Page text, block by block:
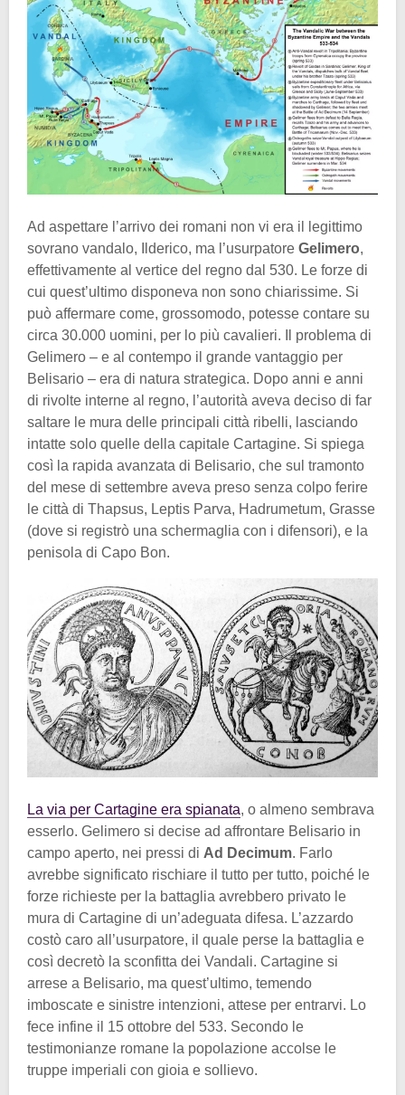
Ad aspettare l’arrivo dei romani non vi era il legittimo
sovrano vandalo, Ilderico, ma l’usurpatore Gelimero,
effettivamente al vertice del regno dal 530. Le forze di
cui quest’ultimo disponeva non sono chiarissime. Si
può affermare come, grossomodo, potesse contare su
circa 30.000 uomini, per lo più cavalieri. Il problema di
Gelimero – e al contempo il grande vantaggio per
Belisario – era di natura strategica. Dopo anni e anni
di rivolte interne al regno, l’autorità aveva deciso di far
saltare le mura delle principali città ribelli, lasciando
intatte solo quelle della capitale Cartagine. Si spiega
così la rapida avanzata di Belisario, che sul tramonto
del mese di settembre aveva preso senza colpo ferire
le città di Thapsus, Leptis Parva, Hadrumetum, Grasse
(dove si registrò una schermaglia con i difensori), e la
penisola di Capo Bon.
La via per Cartagine era spianata, o almeno sembrava
esserlo. Gelimero si decise ad affrontare Belisario in
campo aperto, nei pressi di Ad Decimum. Farlo
avrebbe significato rischiare il tutto per tutto, poiché le
forze richieste per la battaglia avrebbero privato le
mura di Cartagine di un’adeguata difesa. L’azzardo
costò caro all’usurpatore, il quale perse la battaglia e
così decretò la sconfitta dei Vandali. Cartagine si
arrese a Belisario, ma quest’ultimo, temendo
imboscate e sinistre intenzioni, attese per entrarvi. Lo
fece infine il 15 ottobre del 533. Secondo le
testimonianze romane la popolazione accolse le
truppe imperiali con gioia e sollievo.